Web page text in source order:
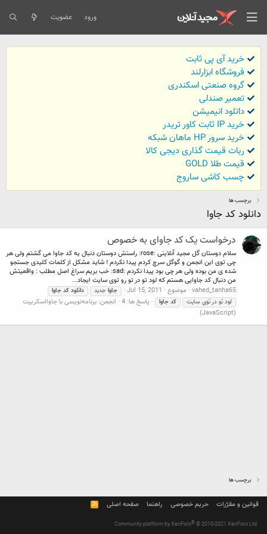
ورود عضویت
خرید آی پی ثابت
فروشگاه ابزارلند
گروه صنعتی اسکندری
تعمیر صندلی
داتلود انیمیشن
خرید IP ثابت کاور تریدر
خرید سرور HP ماهان شبکه
ربات قیمت گذاری دیجی کالا
قیمت طلا GOLD
چسب کاشی ساروج
برچسب ها
دانلود کد جاوا
درخواست یک کد جاوای به خصوص
سلام دوستان گل مجید آنلاینی :rose: راستش دوستان دنبال یه کد جاوا می گشتم ولی هر
چی توی این انجمن و گوگل سرچ کردم پیدا نکردم ! شاید مشکل از کلمات کلیدی جستجو
شده ی من بوده ولی هر چی بود پیدا نکردم :sad: خب بریم سراغ اصل مطلب : واقعیتش
من دنبال کد جاوایی هستم که لود تو در تو رو توی سایت ایجاد...
vahed_tanha65 موضوع Jul 15, 2011 جاوا جدید دانلود کد جاوا
لود تو در توی سایت
کد جاوا پاسخ ها: 4 انجمن: برنامه‌نویسی با جاوااسکریپت
(JavaScript)
برچسب ها
قوانین و مقرّرات حریم خصوصی راهنما صفحه اصلی
R
S
Community platform by XenForo® © 2010-2021 XenForo Ltd.